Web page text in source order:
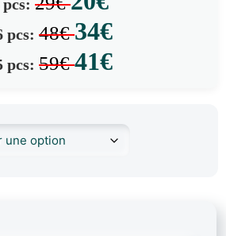
pcs:
pcs: 48€34€
pcs: 59€41€